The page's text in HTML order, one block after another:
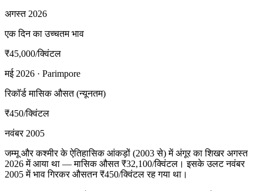
अगस्त 2026
एक दिन का उच्चतम भाव
₹45,000/क्विंटल
मई 2026 · Parimpore
रिकॉर्ड मासिक औसत (न्यूनतम)
₹450/क्विंटल
नवंबर 2005
जम्मू और कश्मीर के ऐतिहासिक आंकड़ों (2003 से) में अंगूर का शिखर अगस्त
2026 में आया था — मासिक औसत ₹32,100/क्विंटल। इसके उलट नवंबर
2005 में भाव गिरकर औसतन ₹450/क्विंटल रह गया था।